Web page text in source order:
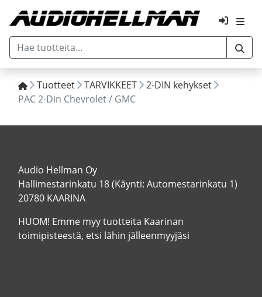
Tuotteet TARVIKKEET
2-DIN kehykset
PAC 2-Din Chevrolet / GMC
Audio Hellman Oy
Hallimestarinkatu 18 (Käynti: Automestarinkatu 1)
20780 KAARINA
HUOM! Emme myy tuotteita Kaarinan
toimipisteestä, etsi lähin jälleenmyyjäsi